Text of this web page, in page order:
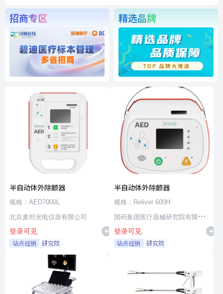
招商专区 精选品牌
半自动体外除颤器
规格：AED7000L
北京麦邦光电仪器有限公司
登录可见
站点经销 研究院
半自动体外除颤器
规格：Reliver 600H
国药集团医疗器械研究院有限公
司
登录可见
站点经销 研究院